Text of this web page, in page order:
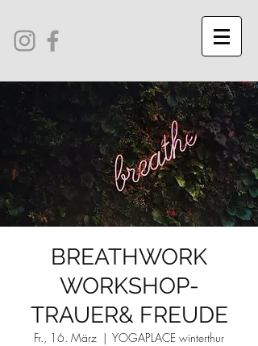
BREATHWORK
WORKSHOP-
TRAUER& FREUDE
Fr., 16. März
  |
YOGAPLACE winterthur